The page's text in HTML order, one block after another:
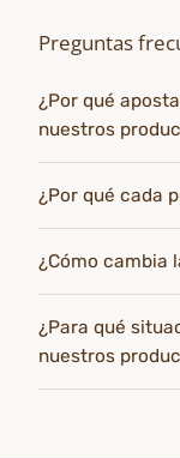
Preguntas
¿Por qué
nuestros
¿Por qué cada
¿Cómo cambia
¿Para qué
nuestros